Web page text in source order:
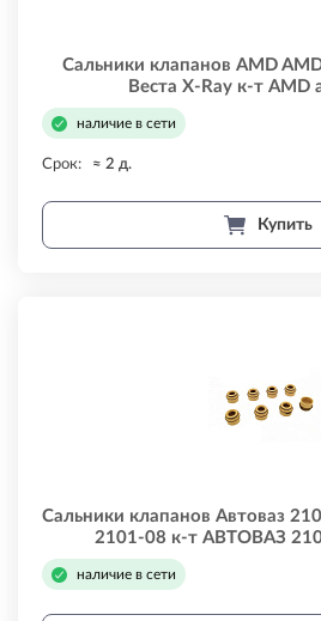
Сальники клапанов AMD
Веста X-Ray к-т AMD
наличие в сети
Срок: ≈ 2 д.
Купить
Сальники клапанов Автоваз
2101-08 к-т АВТОВАЗ
наличие в сети